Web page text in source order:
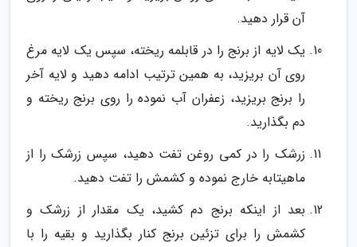
آن قرار دهید.
یک لایه از برنج را در قابلمه ریخته، سپس یک لایه مرغ
روی آن بریزید، به همین ترتیب ادامه دهید و لایه آخر
را برنج بریزید، زعفران آب نموده را روی برنج ریخته و
دم بگذارید.
زرشک را در کمی روغن تفت دهید، سپس زرشک را از
ماهیتابه خارج نموده و کشمش را تفت دهید.
بعد از اینکه برنج دم کشید، یک مقدار از زرشک و
کشمش را برای تزئین برنج کنار بگذارید و بقیه را با